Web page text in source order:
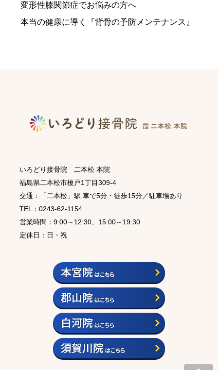
変形性膝関節症でお悩みの方へ
本当の健康に導く『背骨の予防メンテナンス』
いろどり接骨院 二本松 本院
福島県二本松市榎戸1丁目309-4
交通：「二本松」駅 車で5分・徒歩15分／駐車場あり
TEL：0243-62-1154
営業時間：9:00～12:30、15:00～19:30
定休日：日・祝